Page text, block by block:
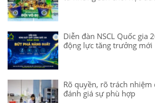
Diễn đàn NSCL Quốc gia
động lực tăng trưởng mới
Rõ quyền, rõ trách
đánh giá sự phù hợp